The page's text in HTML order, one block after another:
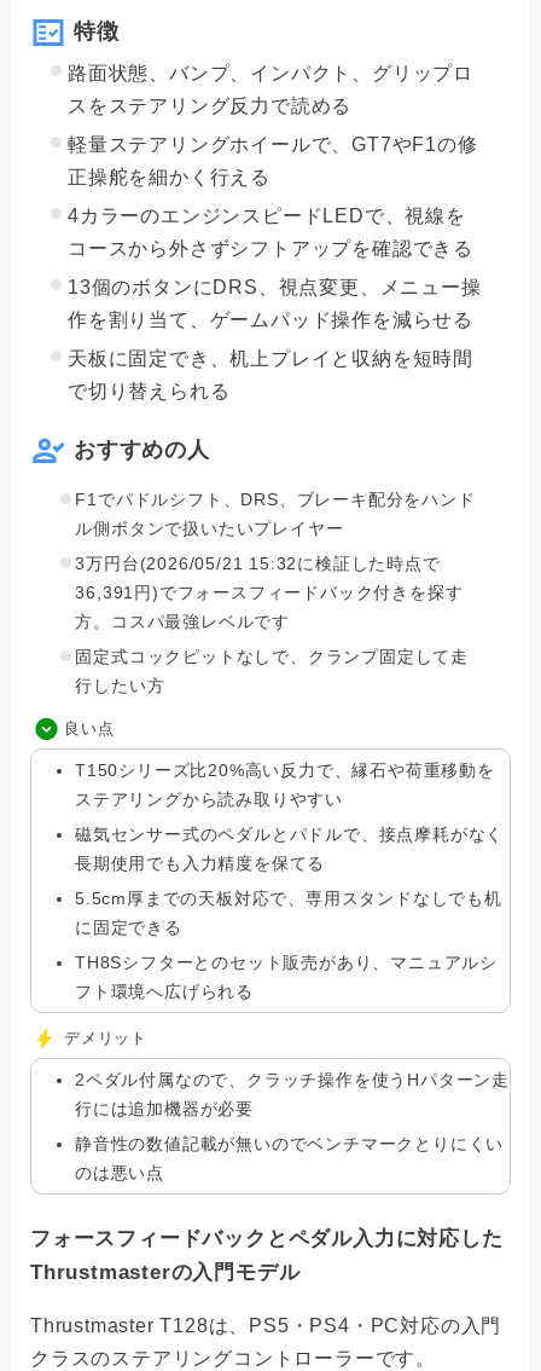
特徴
路面状態、バンプ、インパクト、グリップロ
スをステアリング反力で読める
軽量ステアリングホイールで、GT7やF1の修
正操舵を細かく行える
4カラーのエンジンスピードLEDで、視線を
コースから外さずシフトアップを確認できる
13個のボタンにDRS、視点変更、メニュー操
作を割り当て、ゲームパッド操作を減らせる
天板に固定でき、机上プレイと収納を短時間
で切り替えられる
おすすめの人
F1でパドルシフト、DRS、ブレーキ配分をハンド
ル側ボタンで扱いたいプレイヤー
3万円台(2026/05/21 15:32に検証した時点で
36,391円)でフォースフィードバック付きを探す
方。コスパ最強レベルです
固定式コックピットなしで、クランプ固定して走
行したい方
良い点
T150シリーズ比20%高い反力で、縁石や荷重移動を
ステアリングから読み取りやすい
磁気センサー式のペダルとパドルで、接点摩耗がなく
長期使用でも入力精度を保てる
5.5cm厚までの天板対応で、専用スタンドなしでも机
に固定できる
TH8Sシフターとのセット販売があり、マニュアルシ
フト環境へ広げられる
デメリット
2ペダル付属なので、クラッチ操作を使うHパターン走
行には追加機器が必要
静音性の数値記載が無いのでベンチマークとりにくい
のは悪い点
フォースフィードバックとペダル入力に対応した
Thrustmasterの入門モデル
Thrustmaster T128は、PS5・PS4・PC対応の入門
クラスのステアリングコントローラーです。